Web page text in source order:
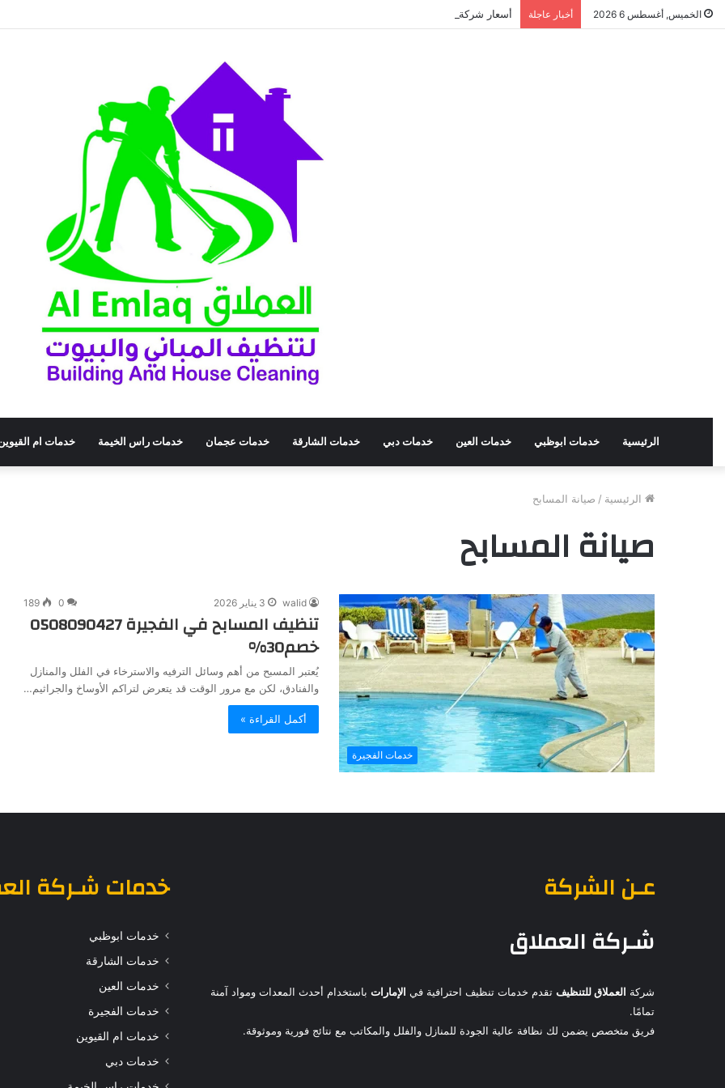
الخميس, أغسطس 6 2026 أخبار عاجلة أسعار شركة مكافحة النمل الابيض في العين 2026
الرئيسية خدمات ابوظبي خدمات العين خدمات دبي خدمات الشارقة خدمات عجمان خدمات راس الخيمة خدمات ام
الرئيسية / صيانة المسابح
صيانة المسابح
خدمات الفجيرة
walid 3 يناير 2026 0
189
تنظيف المسابح في الفجيرة 0508090427
خصم30%
يُعتبر المسبح من أهم وسائل الترفيه والاسترخاء في الفلل والمنازل
والفنادق، لكن مع مرور الوقت قد يتعرض لتراكم الأوساخ والجراثيم…
أكمل القراءة »
عـن الشركة
شـركة العملاق
شركة العملاق للتنظيف تقدم خدمات تنظيف احترافية في الإمارات باستخدام أحدث المعدات ومواد آمنة
تمامًا.
فريق متخصص يضمن لك نظافة عالية الجودة للمنازل والفلل والمكاتب مع نتائج فورية وموثوقة.
خدمات شـركة
خدمات ابوظبي
خدمات الشارقة
خدمات العين
خدمات الفجيرة
خدمات ام القيوين
خدمات دبي